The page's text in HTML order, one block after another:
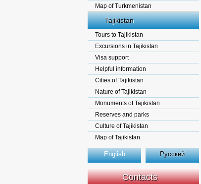
Map of Turkmenistan
Tajikistan
Tours to Tajikistan
Excursions in Tajikistan
Visa support
Helpful information
Cities of Tajikistan
Nature of Tajikistan
Monuments of Tajikistan
Reserves and parks
Culture of Tajikistan
Map of Tajikistan
English Русский
Contacts